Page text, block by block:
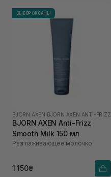
ВЫБОР ОКСАНЫ
BJORN AXEN BJORN AXEN ANTI-FRIZZ
BJORN AXEN Anti-Frizz
Smooth Milk 150 мл
Разглаживающее молочко
1 150₴